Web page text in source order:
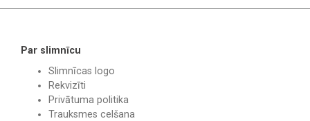
Par slimnīcu
Slimnīcas logo
Rekvizīti
Privātuma politika
Trauksmes celšana